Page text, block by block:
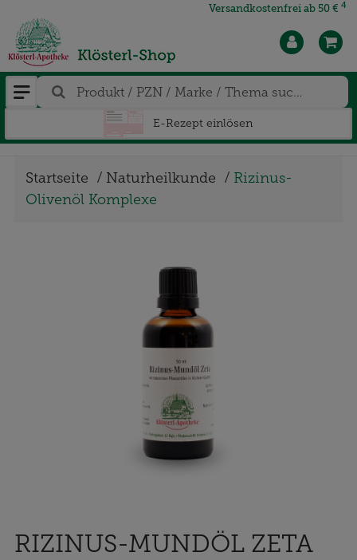
Versandkostenfrei ab 50 € 4
E-Rezept einlösen
Startseite Naturheilkunde
Rizinus-
Olivenöl Komplexe
RIZINUS-MUNDÖL ZETA